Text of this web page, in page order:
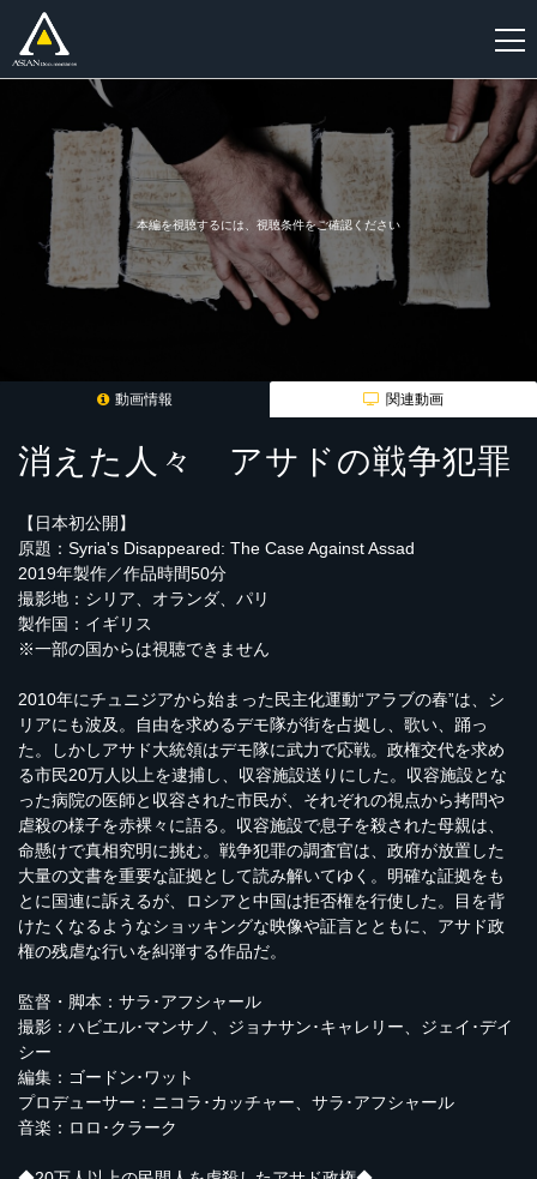
新
規
登
本編を視聴するには、視聴条件をご確認ください
動画情報 関連動画
消えた人々 アサドの戦争犯罪
【日本初公開】
原題：Syria's Disappeared: The Case Against Assad
2019年製作／作品時間50分
撮影地：シリア、オランダ、パリ
製作国：イギリス
※一部の国からは視聴できません
2010年にチュニジアから始まった民主化運動“アラブの春”は、シ
リアにも波及。自由を求めるデモ隊が街を占拠し、歌い、踊っ
た。しかしアサド大統領はデモ隊に武力で応戦。政権交代を求め
る市民20万人以上を逮捕し、収容施設送りにした。収容施設とな
った病院の医師と収容された市民が、それぞれの視点から拷問や
虐殺の様子を赤裸々に語る。収容施設で息子を殺された母親は、
命懸けで真相究明に挑む。戦争犯罪の調査官は、政府が放置した
大量の文書を重要な証拠として読み解いてゆく。明確な証拠をも
とに国連に訴えるが、ロシアと中国は拒否権を行使した。目を背
けたくなるようなショッキングな映像や証言とともに、アサド政
権の残虐な行いを糾弾する作品だ。
監督・脚本：サラ･アフシャール
撮影：ハビエル･マンサノ、ジョナサン･キャレリー、ジェイ･デイ
シー
編集：ゴードン･ワット
プロデューサー：ニコラ･カッチャー、サラ･アフシャール
音楽：ロロ･クラーク